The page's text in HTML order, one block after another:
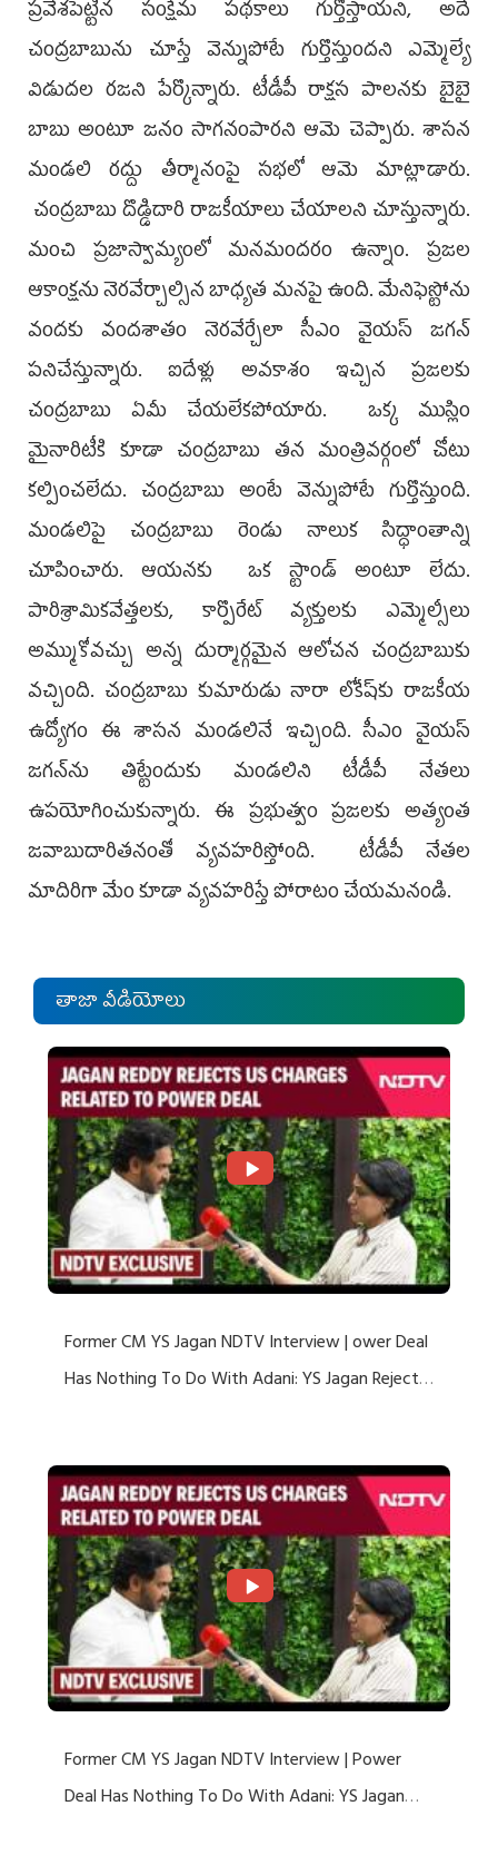
ప్రవేశపెట్టిన సంక్షేమ పథకాలు గుర్తొస్తాయని, అదే
చంద్రబాబును చూస్తే వెన్నుపోటే గుర్తొస్తుందని ఎమ్మెల్యే
విడుదల రజని పేర్కొన్నారు. టీడీపీ రాక్షస పాలనకు బైబై
బాబు అంటూ జనం సాగనంపారని ఆమె చెప్పారు. శాసన
మండలి రద్దు తీర్మానంపై సభలో ఆమె మాట్లాడారు.
చంద్రబాబు దొడ్డిదారి రాజకీయాలు చేయాలని చూస్తున్నారు.
మంచి ప్రజాస్వామ్యంలో మనమందరం ఉన్నాం. ప్రజల
ఆకాంక్షను నెరవేర్చాల్సిన బాధ్యత మనపై ఉంది. మేనిఫెస్టోను
వందకు వందశాతం నెరవేర్చేలా సీఎం వైయస్‌ జగన్
పనిచేస్తున్నారు. ఐదేళ్లు అవకాశం ఇచ్చిన ప్రజలకు
చంద్రబాబు ఏమీ చేయలేకపోయారు. ఒక్క ముస్లిం
మైనారిటీకి కూడా చంద్రబాబు తన మంత్రివర్గంలో చోటు
కల్పించలేదు. చంద్రబాబు అంటే వెన్నుపోటే గుర్తొస్తుంది.
మండలిపై చంద్రబాబు రెండు నాలుక సిద్ధాంతాన్ని
చూపించారు. ఆయనకు ఒక స్టాండ్‌ అంటూ లేదు.
పారిశ్రామికవేత్తలకు, కార్పొరేట్‌ వ్యక్తులకు ఎమ్మెల్సీలు
అమ్ముకోవచ్చు అన్న దుర్మార్గమైన ఆలోచన చంద్రబాబుకు
వచ్చింది. చంద్రబాబు కుమారుడు నారా లోకేష్‌కు రాజకీయ
ఉద్యోగం ఈ శాసన మండలినే ఇచ్చింది. సీఎం వైయస్‌
జగన్‌ను తిట్టేందుకు మండలిని టీడీపీ నేతలు
ఉపయోగించుకున్నారు. ఈ ప్రభుత్వం ప్రజలకు అత్యంత
జవాబుదారితనంతో వ్యవహరిస్తోంది. టీడీపీ నేతల
మాదిరిగా మేం కూడా వ్యవహరిస్తే పోరాటం చేయమనండి.
తాజా వీడియోలు
Former CM YS Jagan NDTV Interview | ower Deal
Has Nothing To Do With Adani: YS Jagan Rejects
Former CM YS Jagan NDTV Interview | Power
Deal Has Nothing To Do With Adani: YS Jagan